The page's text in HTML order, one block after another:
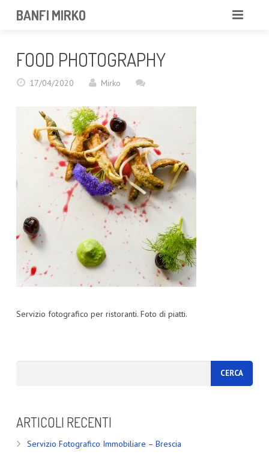
BANFI MIRKO
PORTFOLIO
SERVIZI
NEWS
CONTATTAMI
FOOD PHOTOGRAPHY
17/04/2020 Mirko
Servizio fotografico per ristoranti. Foto di piatti.
ARTICOLI RECENTI
Servizio Fotografico Immobiliare – Brescia